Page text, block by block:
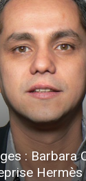
VOX
: Barbara